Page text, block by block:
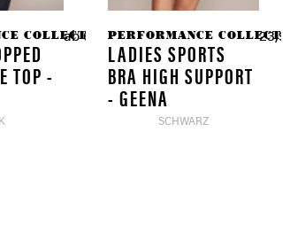
COLLECTION
TOP -
ab 69,90 € *PERFORMANCE
LADIES SPORTS
BRA HIGH SUPPORT
- GEENA
SCHWARZ